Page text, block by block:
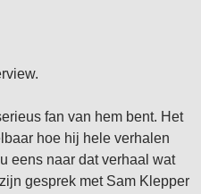
fan van hem bent. Het
hoe hij hele verhalen
eens naar dat verhaal wat
gesprek met Sam Klepper